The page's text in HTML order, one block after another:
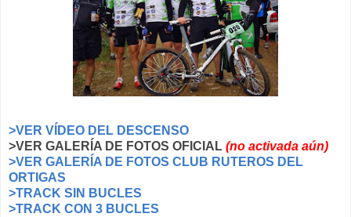
>VER VÍDEO DEL DESCENSO
>VER GALERÍA DE FOTOS OFICIAL (no activada aún)
>VER GALERÍA DE FOTOS CLUB RUTEROS DEL
ORTIGAS
>TRACK SIN BUCLES
>TRACK CON 3 BUCLES